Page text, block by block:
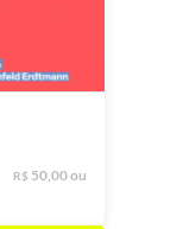
R$ 50,00 ou